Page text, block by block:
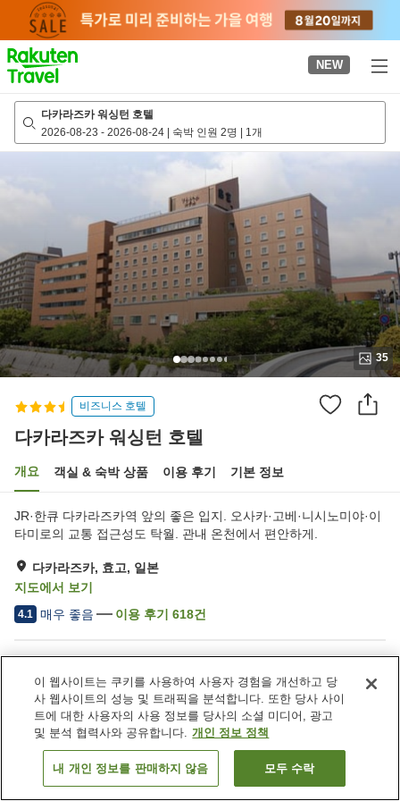
page
NEW
다카라즈카 워싱턴 호텔
2026-08-23 - 2026-08-24 | 숙박 인원 2명 | 1개
35
비즈니스 호텔
다카라즈카 워싱턴 호텔
개요 객실 & 숙박 상품 이용 후기 기본 정보
JR·한큐 다카라즈카역 앞의 좋은 입지. 오사카·고베·니시노미야·이
타미로의 교통 접근성도 탁월. 관내 온천에서 편안하게.
다카라즈카, 효고, 일본
지도에서 보기
4.1 매우 좋음 이용 후기 618건
주차장
스파 / 미용실
레스토랑
라운지
객실 보기
이 웹사이트는 쿠키를 사용하여 사용자 경험을 개선하고 당
사 웹사이트의 성능 및 트래픽을 분석합니다. 또한 당사 사이
트에 대한 사용자의 사용 정보를 당사의 소셜 미디어, 광고
및 분석 협력사와 공유합니다. 개인 정보 정책
내 개인 정보를 판매하지 않음 모두 수락